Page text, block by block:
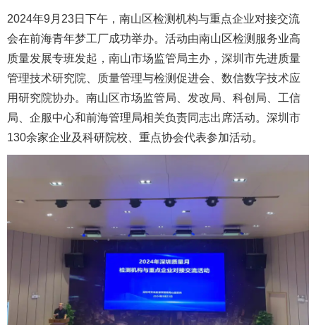
2024年9月23日下午，南山区检测机构与重点企业对接交流
会在前海青年梦工厂成功举办。活动由南山区检测服务业高
质量发展专班发起，南山市场监管局主办，深圳市先进质量
管理技术研究院、质量管理与检测促进会、数信数字技术应
用研究院协办。南山区市场监管局、发改局、科创局、工信
局、企服中心和前海管理局相关负责同志出席活动。深圳市
130余家企业及科研院校、重点协会代表参加活动。